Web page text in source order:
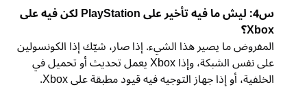
س4: ليش ما فيه تأخير على PlayStation لكن فيه على
Xbox؟
المفروض ما يصير هذا الشيء. إذا صار، شيّك إذا الكونسولين
على نفس الشبكة، وإذا Xbox يعمل تحديث أو تحميل في
الخلفية، أو إذا جهاز التوجيه فيه قيود مطبقة على Xbox.